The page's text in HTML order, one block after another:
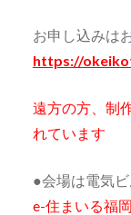
お申し込みは
https://
遠方の方、制
れています
●会場は電気
e-住まいる福